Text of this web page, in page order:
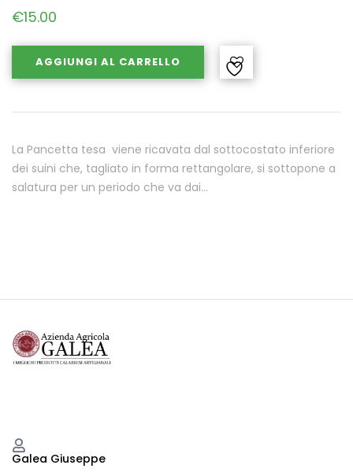
€15.00
AGGIUNGI AL CARRELLO
La Pancetta tesa viene ricavata dal sottocostato inferiore
dei suini che, tagliato in forma rettangolare, si sottopone a
salatura per un periodo che va dai…
Galea Giuseppe